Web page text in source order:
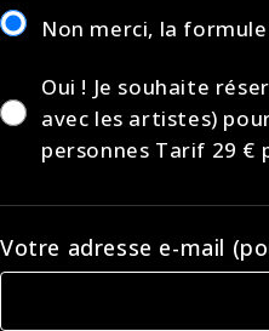
Non merci, la
Oui ! Je souhaite
avec les artistes)
personnes Tarif 29 €
Votre adresse e-mail